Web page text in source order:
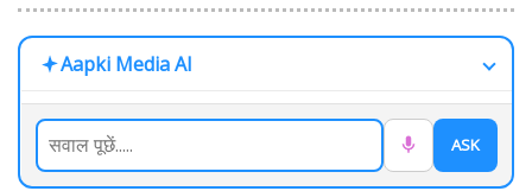
Aapki Media AI
ASK